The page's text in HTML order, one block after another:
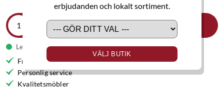
erbjudanden och lokalt sortiment.
VÄLJ BUTIK
LÄGG I VARUKORGEN
Leveranstid 1-2 veckor
Fri frakt till butik
Personlig service
Kvalitetsmöbler